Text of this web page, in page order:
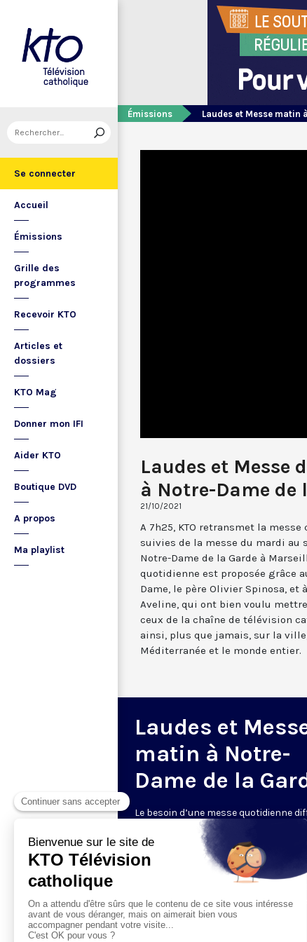
Se connecter
Accueil
Émissions
Grille des
programmes
Recevoir KTO
Articles et
dossiers
KTO Mag
Donner mon IFI
Aider KTO
Boutique DVD
A propos
Ma playlist
Émissions Laudes et Messe matin
Laudes et Messe
à Notre-Dame de
21/10/2021
A 7h25, KTO retransmet la
suivies de la messe du mardi au
Notre-Dame de la Garde à
quotidienne est proposée grâce
Dame, le père Olivier Spinosa, et
Aveline, qui ont bien voulu
ceux de la chaîne de télévision
ainsi, plus que jamais, sur la
Méditerranée et le monde entier.
Laudes et
matin à Notre-
Dame de la
Le besoin d’une messe quotidienne
la télévision a été exprimé d’une
encore plus forte pendant le
dans de nombreux pays
maintient depuis la reprise. KTO
en direct de la basilique Notre-Dame
Garde, à Marseille, les laudes et la
Le lundi à 7h25, la messe
Du mardi au samedi à 7h25, messe avec